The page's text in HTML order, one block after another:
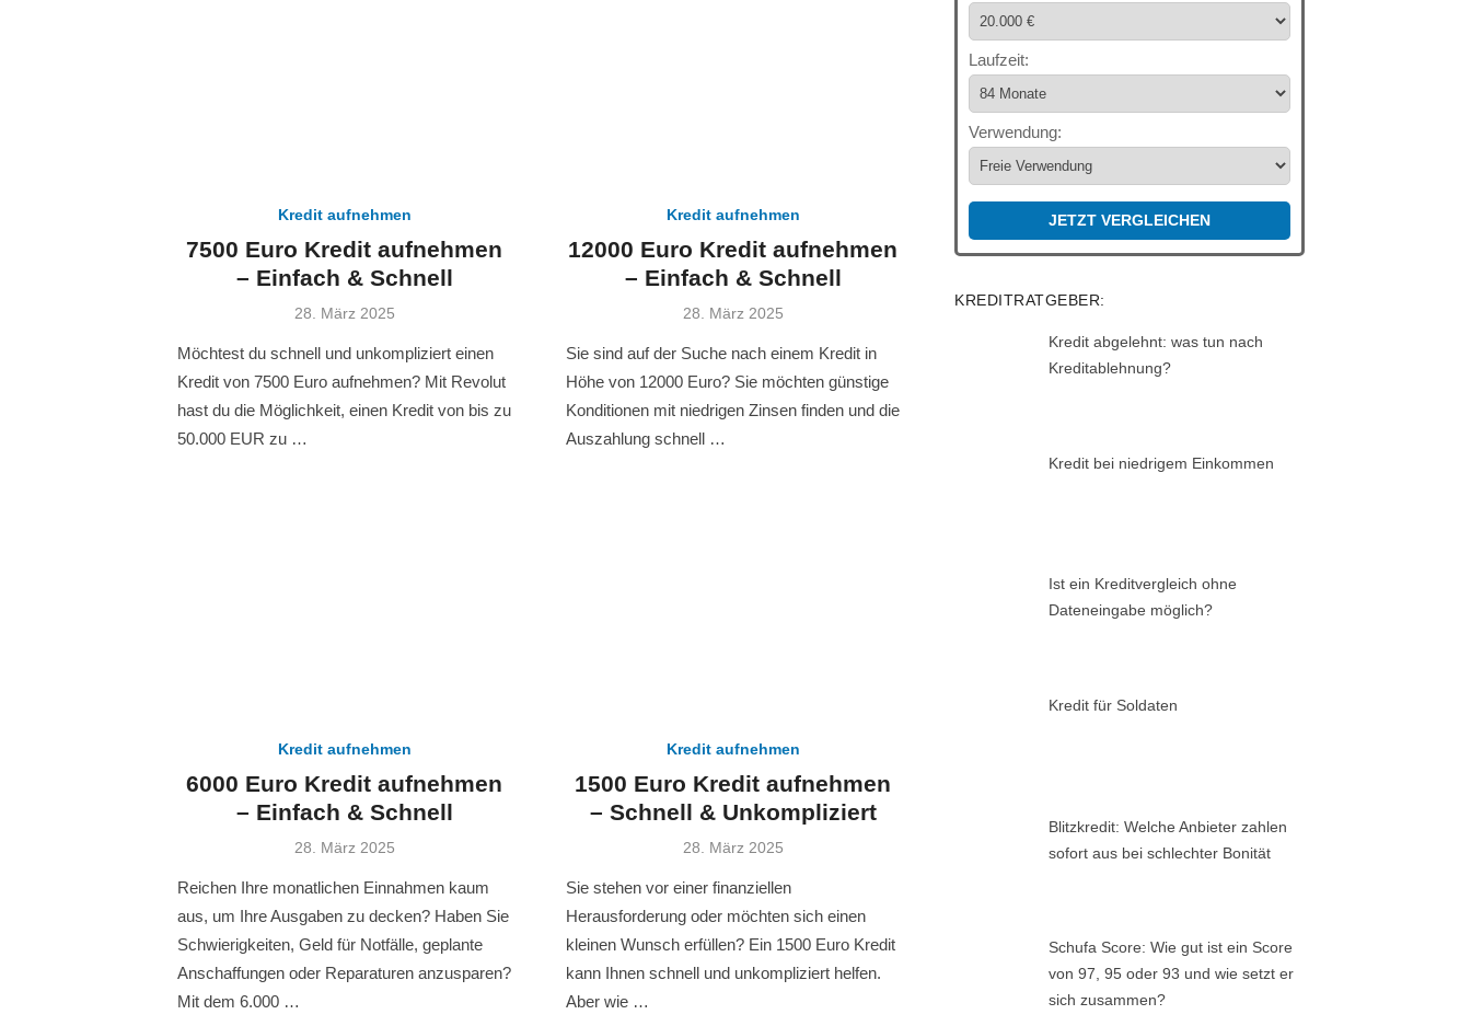
Kredit aufnehmen
7500 Euro Kredit aufnehmen
– Einfach & Schnell
Veröffentlicht
28. März 2025
Möchtest du schnell und unkompliziert einen
Kredit von 7500 Euro aufnehmen? Mit Revolut
hast du die Möglichkeit, einen Kredit von bis zu
50.000 EUR zu …
Kredit aufnehmen
12000 Euro Kredit aufnehmen
– Einfach & Schnell
Veröffentlicht
28. März 2025
Sie sind auf der Suche nach einem Kredit in
Höhe von 12000 Euro? Sie möchten günstige
Konditionen mit niedrigen Zinsen finden und die
Auszahlung schnell …
Kredit aufnehmen
6000 Euro Kredit aufnehmen
– Einfach & Schnell
Veröffentlicht
28. März 2025
Reichen Ihre monatlichen Einnahmen kaum
aus, um Ihre Ausgaben zu decken? Haben Sie
Schwierigkeiten, Geld für Notfälle, geplante
Anschaffungen oder Reparaturen anzusparen?
Mit dem 6.000 …
Kredit aufnehmen
1500 Euro Kredit aufnehmen
– Schnell & Unkompliziert
Veröffentlicht
28. März 2025
Sie stehen vor einer finanziellen
Herausforderung oder möchten sich einen
kleinen Wunsch erfüllen? Ein 1500 Euro Kredit
kann Ihnen schnell und unkompliziert helfen.
Aber wie …
Laufzeit:
Verwendung:
JETZT VERGLEICHEN
KREDITRATGEBER:
Kredit abgelehnt: was tun nach
Kreditablehnung?
Kredit bei niedrigem Einkommen
Ist ein Kreditvergleich ohne
Dateneingabe möglich?
Kredit für Soldaten
Blitzkredit: Welche Anbieter zahlen
sofort aus bei schlechter Bonität
Schufa Score: Wie gut ist ein Score
von 97, 95 oder 93 und wie setzt er
sich zusammen?